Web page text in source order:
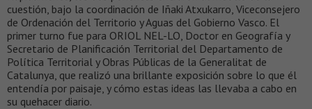
cuestión, bajo la coordinación de Iñaki Atxukarro, Viceconsejero
de Ordenación del Territorio y Aguas del Gobierno Vasco. El
primer turno fue para ORIOL NEL-LO, Doctor en Geografía y
Secretario de Planificación Territorial del Departamento de
Política Territorial y Obras Públicas de la Generalitat de
Catalunya, que realizó una brillante exposición sobre lo que él
entendía por paisaje, y cómo estas ideas las llevaba a cabo en
su quehacer diario.